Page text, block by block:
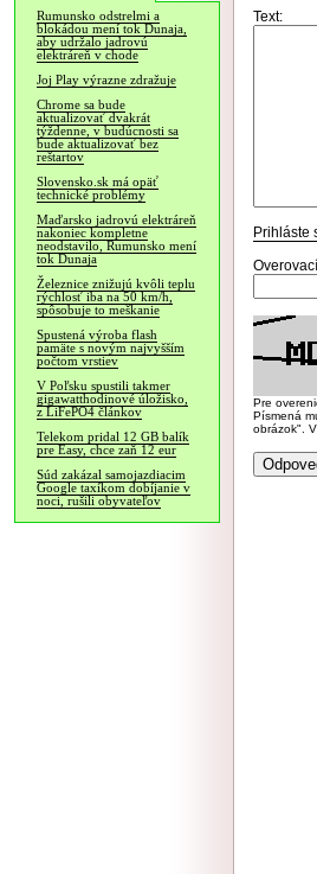
Rumunsko odstrelmi a
blokádou mení tok Dunaja,
aby udržalo jadrovú
elektráreň v chode
Joj Play výrazne zdražuje
Chrome sa bude
aktualizovať dvakrát
týždenne, v budúcnosti sa
bude aktualizovať bez
reštartov
Slovensko.sk má opäť
technické problémy
Maďarsko jadrovú elektráreň
nakoniec kompletne
neodstavilo, Rumunsko mení
tok Dunaja
Železnice znižujú kvôli teplu
rýchlosť iba na 50 km/h,
spôsobuje to meškanie
Spustená výroba flash
pamäte s novým najvyšším
počtom vrstiev
V Poľsku spustili takmer
gigawatthodinové úložisko,
z LiFePO4 článkov
Telekom pridal 12 GB balík
pre Easy, chce zaň 12 eur
Súd zakázal samojazdiacim
Google taxíkom dobíjanie v
noci, rušili obyvateľov
Text:
Prihláste
Pre
Písmená
obrázok".